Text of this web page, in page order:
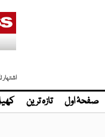
اشتہار
صفحۂ اول تازہ ترین